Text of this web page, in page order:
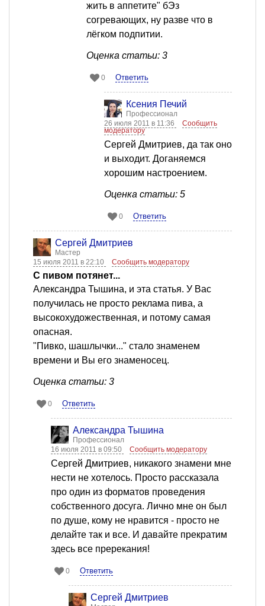
жить в аппетите" бЭз
согревающих, ну разве что в
лёгком подпитии.
Оценка статьи: 3
0 Ответить
Ксения Печий
Профессионал
26 июля 2011 в 11:36
Сообщить
модератору
Сергей Дмитриев, да так оно
и выходит. Доганяемся
хорошим настроением.
Оценка статьи: 5
0 Ответить
Сергей Дмитриев
Мастер
15 июля 2011 в 22:10
Сообщить модератору
С пивом потянет...
Александра Тышина, и эта статья. У Вас
получилась не просто реклама пива, а
высокохудожественная, и потому самая
опасная.
"Пивко, шашлычки..." стало знаменем
времени и Вы его знаменосец.
Оценка статьи: 3
0 Ответить
Александра Тышина
Профессионал
16 июля 2011 в 09:50
Сообщить модератору
Сергей Дмитриев, никакого знамени мне
нести не хотелось. Просто рассказала
про один из форматов проведения
собственного досуга. Лично мне он был
по душе, кому не нравится - просто не
делайте так и все. И давайте прекратим
здесь все пререкания!
0 Ответить
Сергей Дмитриев